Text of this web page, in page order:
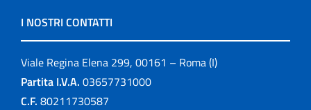
I NOSTRI CONTATTI
Viale Regina Elena 299, 00161 – Roma (I)
Partita I.V.A. 03657731000
C.F. 80211730587